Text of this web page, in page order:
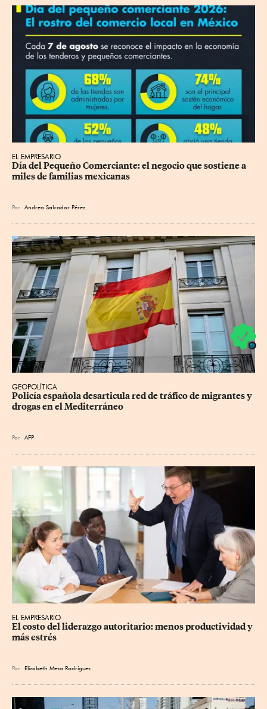
EL EMPRESARIO
Día del Pequeño Comerciante: el negocio que sostiene a
miles de familias mexicanas
Por Andrea Salvador Pérez
GEOPOLÍTICA
Policía española desarticula red de tráfico de migrantes y
drogas en el Mediterráneo
Por AFP
EL EMPRESARIO
El costo del liderazgo autoritario: menos productividad y
más estrés
Por Elizabeth Meza Rodríguez